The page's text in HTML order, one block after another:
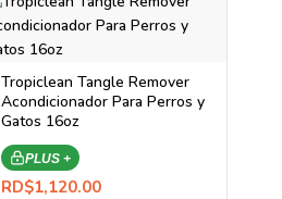
Tropiclean Tangle Remover
Acondicionador Para Perros y
Gatos 16oz
PLUS +
RD$1,120.00